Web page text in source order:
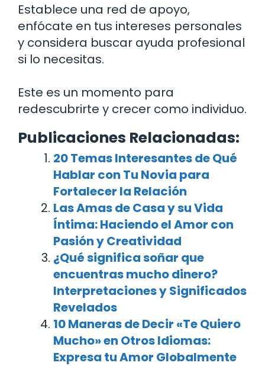
Establece una red de apoyo,
enfócate en tus intereses personales
y considera buscar ayuda profesional
si lo necesitas.
Este es un momento para
redescubrirte y crecer como individuo.
Publicaciones Relacionadas:
20 Temas Interesantes de Qué
Hablar con Tu Novia para
Fortalecer la Relación
Las Amas de Casa y su Vida
Íntima: Haciendo el Amor con
Pasión y Creatividad
¿Qué significa soñar que
encuentras mucho dinero?
Interpretaciones y Significados
Revelados
10 Maneras de Decir «Te Quiero
Mucho» en Otros Idiomas:
Expresa tu Amor Globalmente